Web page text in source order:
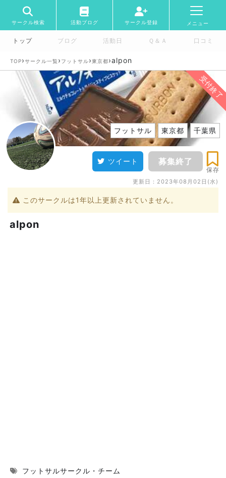
サークル検索 活動ブログ サークル登録 メニュー
トップ ブログ 活動日 Ｑ＆Ａ 口コミ
TOP›サークル一覧 › フットサル›東京都›alpon
受付終了
フットサル 東京都 千葉県
ツイート 募集終了
保存
更新日： 2023年08月02日(水)
このサークルは1年以上更新されていません。
alpon
フットサルサークル・チーム